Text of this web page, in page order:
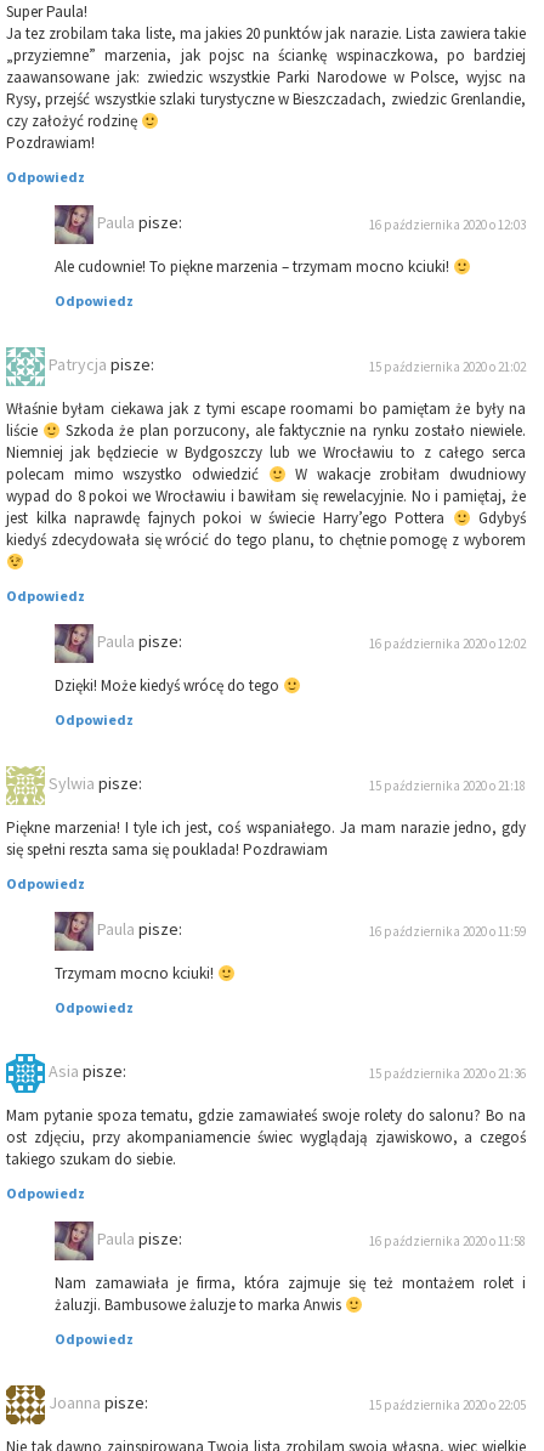
Super Paula!
Ja tez zrobilam taka liste, ma jakies 20 punktów jak narazie. Lista zawiera takie
„przyziemne” marzenia, jak pojsc na ściankę wspinaczkowa, po bardziej
zaawansowane jak: zwiedzic wszystkie Parki Narodowe w Polsce, wyjsc na
Rysy, przejść wszystkie szlaki turystyczne w Bieszczadach, zwiedzic Grenlandie,
czy założyć rodzinę
Pozdrawiam!
Odpowiedz
Paula pisze: 16 października 2020 o 12:03
Ale cudownie! To piękne marzenia – trzymam mocno kciuki!
Odpowiedz
Patrycja pisze: 15 października 2020 o 21:02
Właśnie byłam ciekawa jak z tymi escape roomami bo pamiętam że były na
liście
Szkoda że plan porzucony, ale faktycznie na rynku zostało niewiele.
Niemniej jak będziecie w Bydgoszczy lub we Wrocławiu to z całego serca
polecam mimo wszystko odwiedzić
W wakacje zrobiłam dwudniowy
wypad do 8 pokoi we Wrocławiu i bawiłam się rewelacyjnie. No i pamiętaj, że
jest kilka naprawdę fajnych pokoi w świecie Harry’ego Pottera
Gdybyś
kiedyś zdecydowała się wrócić do tego planu, to chętnie pomogę z wyborem
Odpowiedz
Paula pisze: 16 października 2020 o 12:02
Dzięki! Może kiedyś wrócę do tego
Odpowiedz
Sylwia pisze: 15 października 2020 o 21:18
Piękne marzenia! I tyle ich jest, coś wspaniałego. Ja mam narazie jedno, gdy
się spełni reszta sama się pouklada! Pozdrawiam
Odpowiedz
Paula pisze: 16 października 2020 o 11:59
Trzymam mocno kciuki!
Odpowiedz
Asia pisze: 15 października 2020 o 21:36
Mam pytanie spoza tematu, gdzie zamawiałeś swoje rolety do salonu? Bo na
ost zdjęciu, przy akompaniamencie świec wyglądają zjawiskowo, a czegoś
takiego szukam do siebie.
Odpowiedz
Paula pisze: 16 października 2020 o 11:58
Nam zamawiała je firma, która zajmuje się też montażem rolet i
żaluzji. Bambusowe żaluzje to marka Anwis
Odpowiedz
Joanna pisze: 15 października 2020 o 22:05